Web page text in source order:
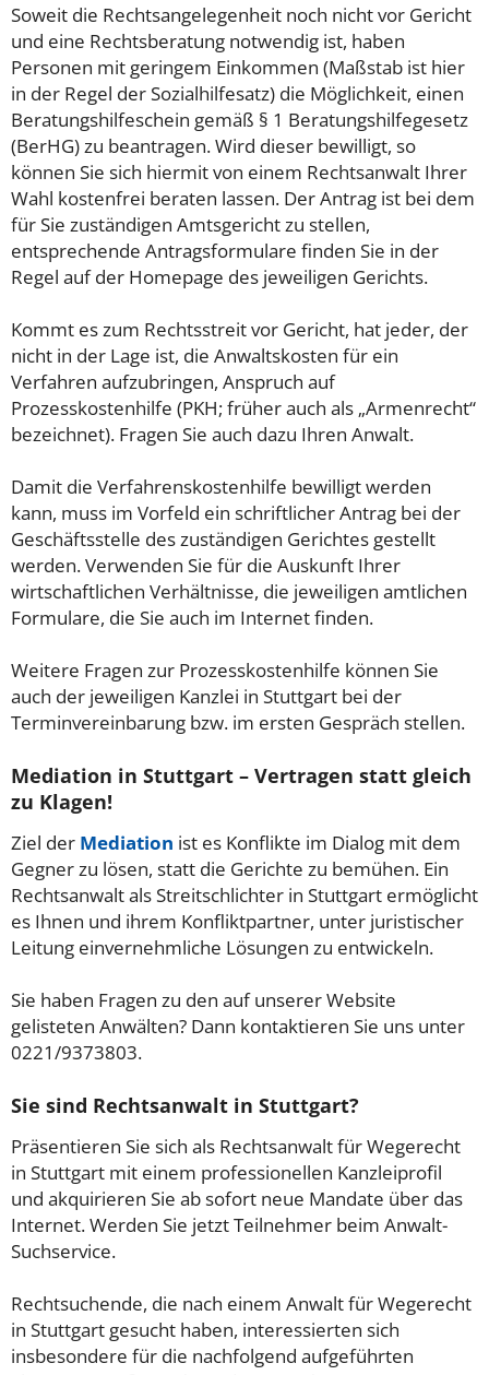
Soweit die Rechtsangelegenheit noch nicht vor Gericht
und eine Rechtsberatung notwendig ist, haben
Personen mit geringem Einkommen (Maßstab ist hier
in der Regel der Sozialhilfesatz) die Möglichkeit, einen
Beratungshilfeschein gemäß § 1 Beratungshilfegesetz
(BerHG) zu beantragen. Wird dieser bewilligt, so
können Sie sich hiermit von einem Rechtsanwalt Ihrer
Wahl kostenfrei beraten lassen. Der Antrag ist bei dem
für Sie zuständigen Amtsgericht zu stellen,
entsprechende Antragsformulare finden Sie in der
Regel auf der Homepage des jeweiligen Gerichts.
Kommt es zum Rechtsstreit vor Gericht, hat jeder, der
nicht in der Lage ist, die Anwaltskosten für ein
Verfahren aufzubringen, Anspruch auf
Prozesskostenhilfe (PKH; früher auch als „Armenrecht“
bezeichnet). Fragen Sie auch dazu Ihren Anwalt.
Damit die Verfahrenskostenhilfe bewilligt werden
kann, muss im Vorfeld ein schriftlicher Antrag bei der
Geschäftsstelle des zuständigen Gerichtes gestellt
werden. Verwenden Sie für die Auskunft Ihrer
wirtschaftlichen Verhältnisse, die jeweiligen amtlichen
Formulare, die Sie auch im Internet finden.
Weitere Fragen zur Prozesskostenhilfe können Sie
auch der jeweiligen Kanzlei in Stuttgart bei der
Terminvereinbarung bzw. im ersten Gespräch stellen.
Mediation in Stuttgart – Vertragen statt gleich
zu Klagen!
Ziel der Mediation ist es Konflikte im Dialog mit dem
Gegner zu lösen, statt die Gerichte zu bemühen. Ein
Rechtsanwalt als Streitschlichter in Stuttgart ermöglicht
es Ihnen und ihrem Konfliktpartner, unter juristischer
Leitung einvernehmliche Lösungen zu entwickeln.
Sie haben Fragen zu den auf unserer Website
gelisteten Anwälten? Dann kontaktieren Sie uns unter
0221/9373803.
Sie sind Rechtsanwalt in Stuttgart?
Präsentieren Sie sich als Rechtsanwalt für Wegerecht
in Stuttgart mit einem professionellen Kanzleiprofil
und akquirieren Sie ab sofort neue Mandate über das
Internet. Werden Sie jetzt Teilnehmer beim Anwalt-
Suchservice.
Rechtsuchende, die nach einem Anwalt für Wegerecht
in Stuttgart gesucht haben, interessierten sich
insbesondere für die nachfolgend aufgeführten